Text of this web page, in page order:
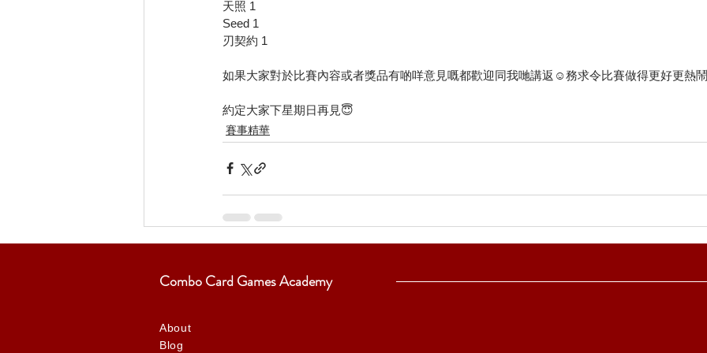
天照 1
Seed 1
刃契約 1
如果大家對於比賽內容或者獎品有啲咩意見嘅都歡迎同我哋講返☺️務求令比賽做得更好更熱
約定大家下星期日再見😇
賽事精華
Combo Card Games Academy
About
Blog